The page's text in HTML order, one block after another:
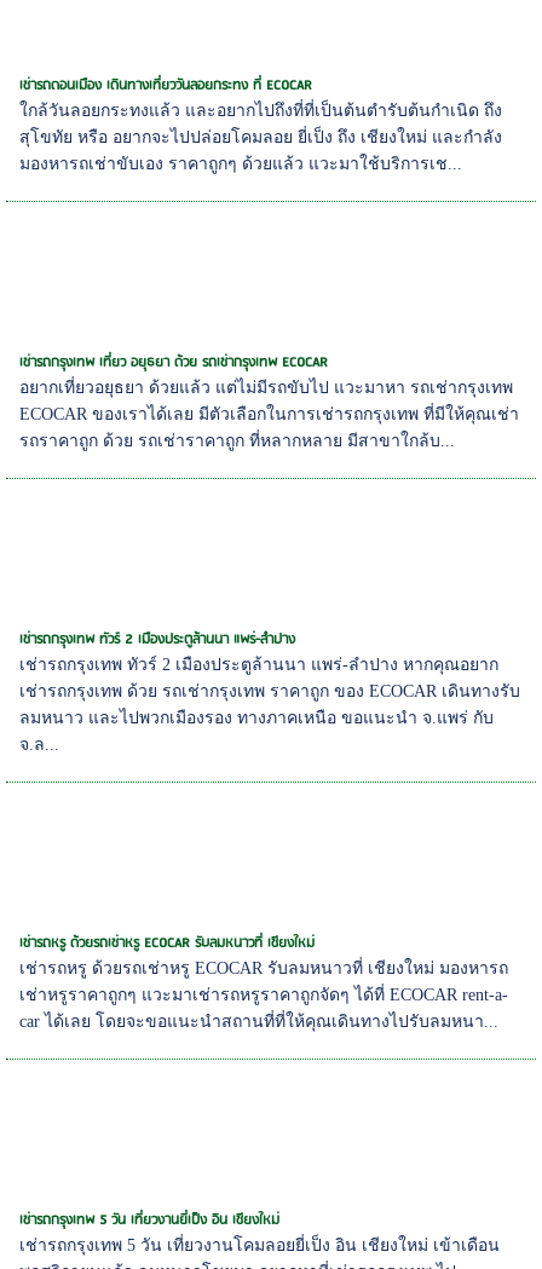
เช่ารถดอนเมือง เดินทางเที่ยววันลอยกระทง ที่ ECOCAR
ใกล้วันลอยกระทงแล้ว และอยากไปถึงที่ที่เป็นต้นตำรับต้นกำเนิด ถึง
สุโขทัย หรือ อยากจะไปปล่อยโคมลอย ยี่เป็ง ถึง เชียงใหม่ และกำลัง
มองหารถเช่าขับเอง ราคาถูกๆ ด้วยแล้ว แวะมาใช้บริการเช...
เช่ารถกรุงเทพ เที่ยว อยุธยา ด้วย รถเช่ากรุงเทพ ECOCAR
อยากเที่ยวอยุธยา ด้วยแล้ว แต่ไม่มีรถขับไป แวะมาหา รถเช่ากรุงเทพ
ECOCAR ของเราได้เลย มีตัวเลือกในการเช่ารถกรุงเทพ ที่มีให้คุณเช่า
รถราคาถูก ด้วย รถเช่าราคาถูก ที่หลากหลาย มีสาขาใกล้บ...
เช่ารถกรุงเทพ ทัวร์ 2 เมืองประตูล้านนา แพร่-ลำปาง
เช่ารถกรุงเทพ ทัวร์ 2 เมืองประตูล้านนา แพร่-ลำปาง หากคุณอยาก
เช่ารถกรุงเทพ ด้วย รถเช่ากรุงเทพ ราคาถูก ของ ECOCAR เดินทางรับ
ลมหนาว และไปพวกเมืองรอง ทางภาคเหนือ ขอแนะนำ จ.แพร่ กับ
จ.ล...
เช่ารถหรู ด้วยรถเช่าหรู ECOCAR รับลมหนาวที่ เชียงใหม่
เช่ารถหรู ด้วยรถเช่าหรู ECOCAR รับลมหนาวที่ เชียงใหม่ มองหารถ
เช่าหรูราคาถูกๆ แวะมาเช่ารถหรูราคาถูกจัดๆ ได้ที่ ECOCAR rent-a-
car ได้เลย โดยจะขอแนะนำสถานที่ที่ให้คุณเดินทางไปรับลมหนา...
เช่ารถกรุงเทพ 5 วัน เที่ยวงานยี่เป็ง อิน เชียงใหม่
เช่ารถกรุงเทพ 5 วัน เที่ยวงานโคมลอยยี่เป็ง อิน เชียงใหม่ เข้าเดือน